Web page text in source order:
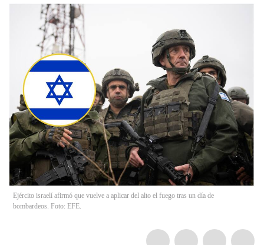
Ejército israelí afirmó que vuelve a aplicar del alto el fuego tras un día de
bombardeos. Foto: EFE.